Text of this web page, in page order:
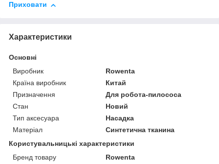
Приховати
Характеристики
Основні
Виробник
Rowenta
Країна виробник
Китай
Призначення
Для робота-пилососа
Стан
Новий
Тип аксесуара
Насадка
Матеріал
Синтетична тканина
Користувальницькі характеристики
Бренд товару
Rowenta